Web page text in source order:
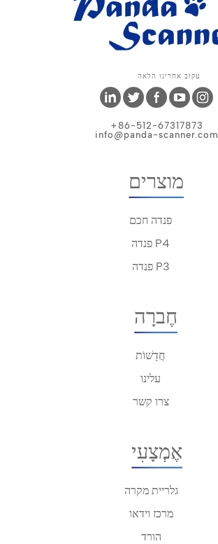
עקוב אחרינו הלאה
+86-512-67317873
info@panda-scanner.com
מוצרים
פנדה חכם
פנדה P4
פנדה P3
חֶברָה
חֲדָשׁוֹת
עלינו
צרו קשר
אֶמְצָעִי
גלריית מקרה
מרכז וידאו
הורד